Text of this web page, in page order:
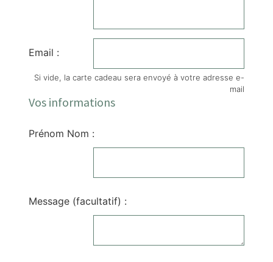
Email :
Si vide, la carte cadeau sera envoyé à votre adresse e-
mail
Vos informations
Prénom Nom :
Message (facultatif) :